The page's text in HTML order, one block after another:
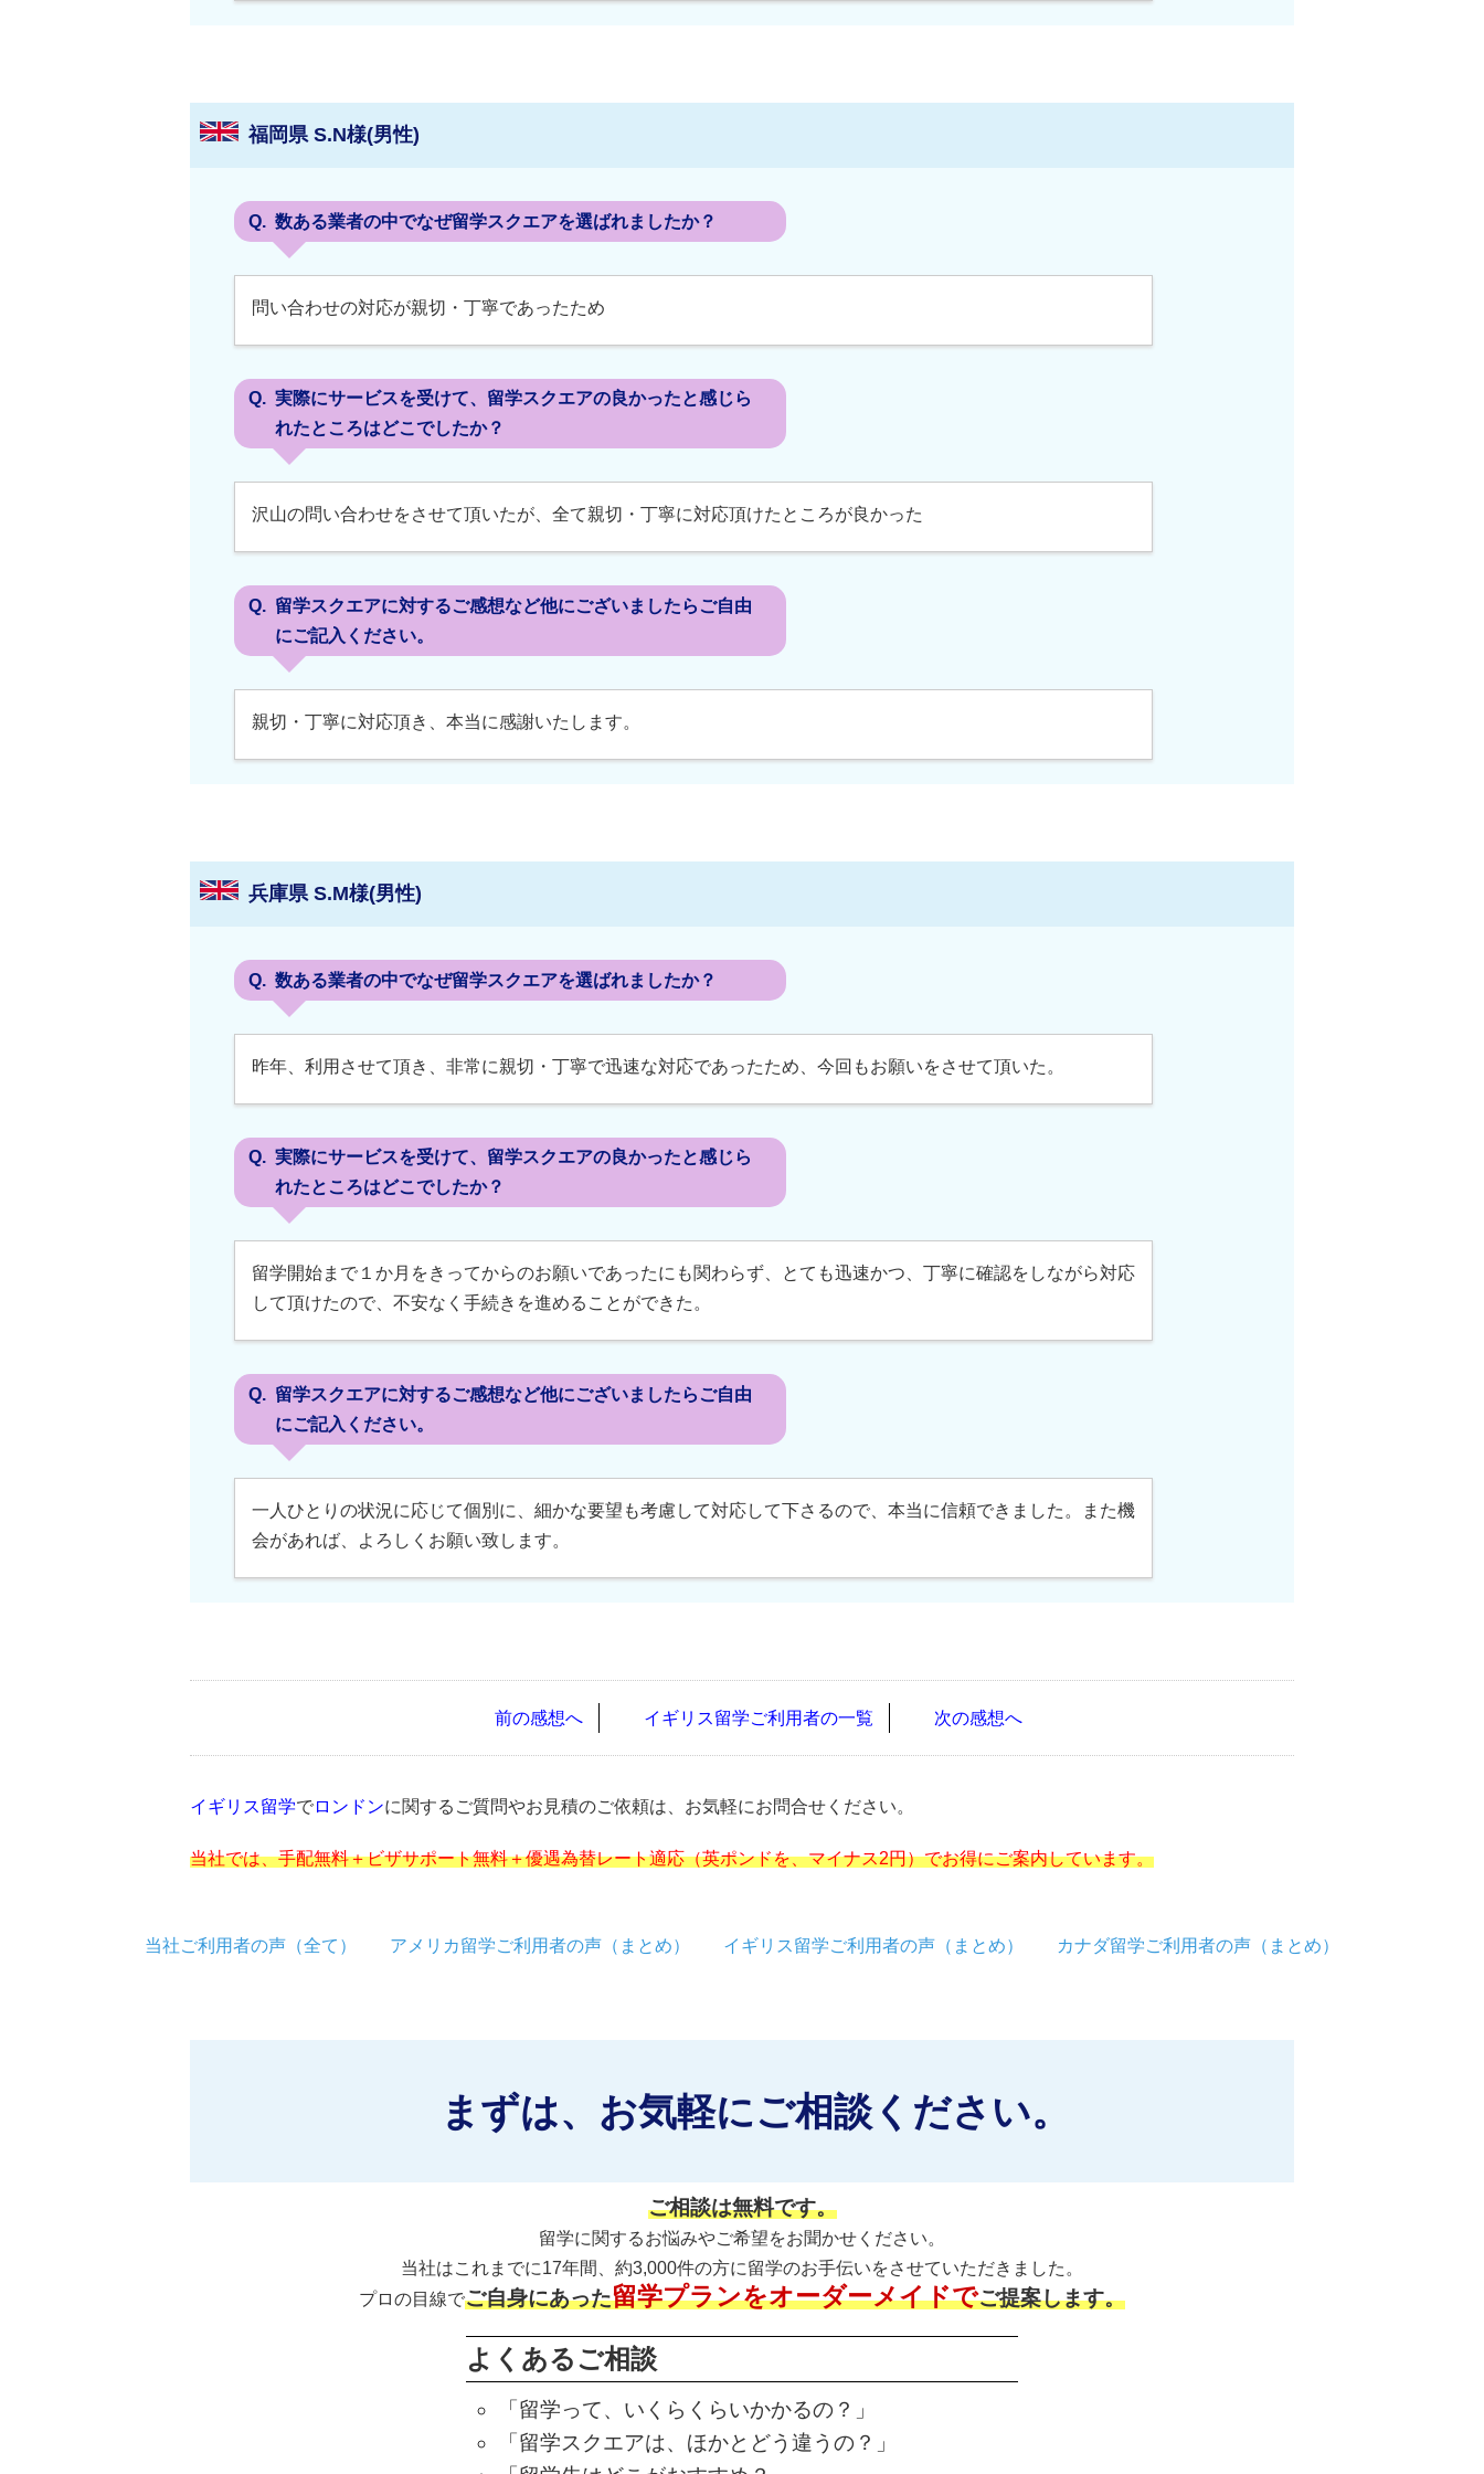
福岡県 S.N様(男性)
数ある業者の中でなぜ留学スクエアを選ばれましたか？
問い合わせの対応が親切・丁寧であったため
実際にサービスを受けて、留学スクエアの良かったと感じら
れたところはどこでしたか？
沢山の問い合わせをさせて頂いたが、全て親切・丁寧に対応頂けたところが良かった
留学スクエアに対するご感想など他にございましたらご自由
にご記入ください。
親切・丁寧に対応頂き、本当に感謝いたします。
兵庫県 S.M様(男性)
数ある業者の中でなぜ留学スクエアを選ばれましたか？
昨年、利用させて頂き、非常に親切・丁寧で迅速な対応であったため、今回もお願いをさせて頂いた。
実際にサービスを受けて、留学スクエアの良かったと感じら
れたところはどこでしたか？
留学開始まで１か月をきってからのお願いであったにも関わらず、とても迅速かつ、丁寧に確認をしながら対応
して頂けたので、不安なく手続きを進めることができた。
留学スクエアに対するご感想など他にございましたらご自由
にご記入ください。
一人ひとりの状況に応じて個別に、細かな要望も考慮して対応して下さるので、本当に信頼できました。また機
会があれば、よろしくお願い致します。
前の感想へ イギリス留学ご利用者の一覧 次の感想へ
イギリス留学でロンドンに関するご質問やお見積のご依頼は、お気軽にお問合せください。
当社では、手配無料＋ビザサポート無料＋優遇為替レート適応（英ポンドを、マイナス2円）でお得にご案内しています。
当社ご利用者の声（全て） アメリカ留学ご利用者の声（まとめ） イギリス留学ご利用者の声（まとめ） カナダ留学ご利用者の声（まとめ）
まずは、お気軽にご相談ください。
ご相談は無料です。
留学に関するお悩みやご希望をお聞かせください。
当社はこれまでに17年間、約3,000件の方に留学のお手伝いをさせていただきました。
プロの目線でご自身にあった留学プランをオーダーメイドでご提案します。
よくあるご相談
「留学って、いくらくらいかかるの？」
「留学スクエアは、ほかとどう違うの？」